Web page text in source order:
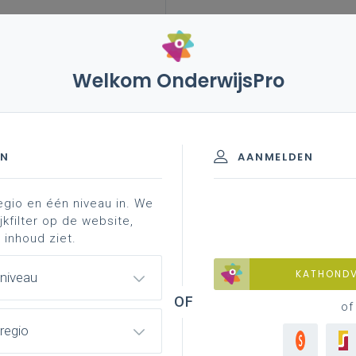
professoren naar Vlaamse
het intussen bekende wel en wee van de
en de Vlaamse context inzake erkenning van
Welkom OnderwijsPro
AANMELDEN
of
en één niveau in. We
op de website,
ziet.